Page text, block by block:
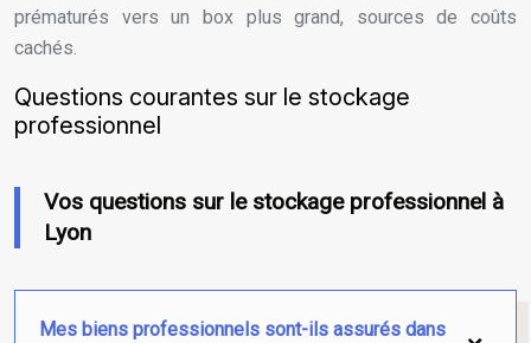
prématurés vers un box plus grand, sources de coûts
cachés.
Questions courantes sur le stockage
professionnel
Vos questions sur le stockage professionnel à
Lyon
Mes biens professionnels sont-ils assurés dans